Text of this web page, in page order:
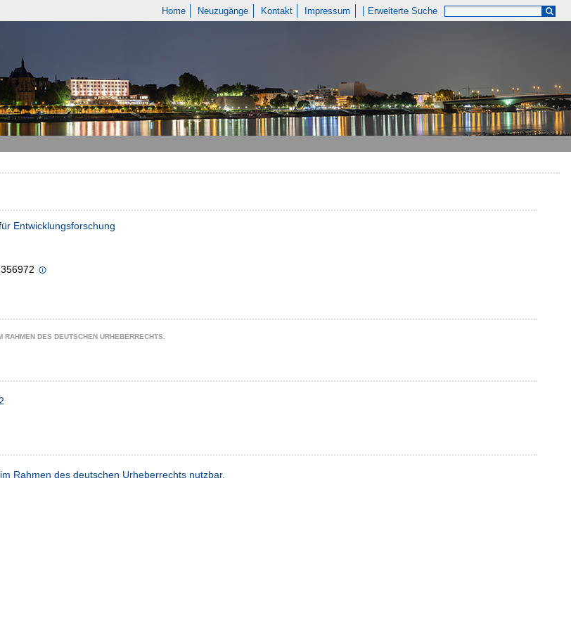
Home Neuzugänge Kontakt Impressum Erweiterte Suche
Entwicklungsforschung
DES DEUTSCHEN URHEBERRECHTS.
Rahmen des deutschen Urheberrechts nutzbar.